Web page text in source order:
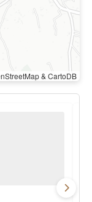
& CartoDB